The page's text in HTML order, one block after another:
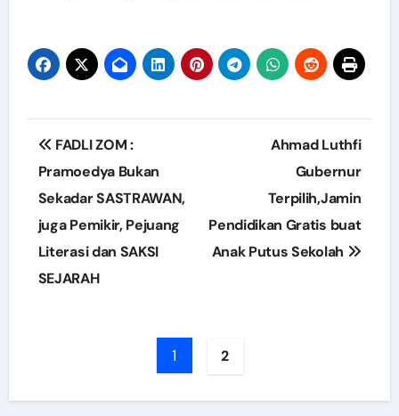
Post
navigation
FADLI ZOM :
Pramoedya Bukan
Sekadar SASTRAWAN,
juga Pemikir, Pejuang
Literasi dan SAKSI
SEJARAH
Ahmad Luthfi
Gubernur
Terpilih,Jamin
Pendidikan Gratis buat
Anak Putus Sekolah
1 2